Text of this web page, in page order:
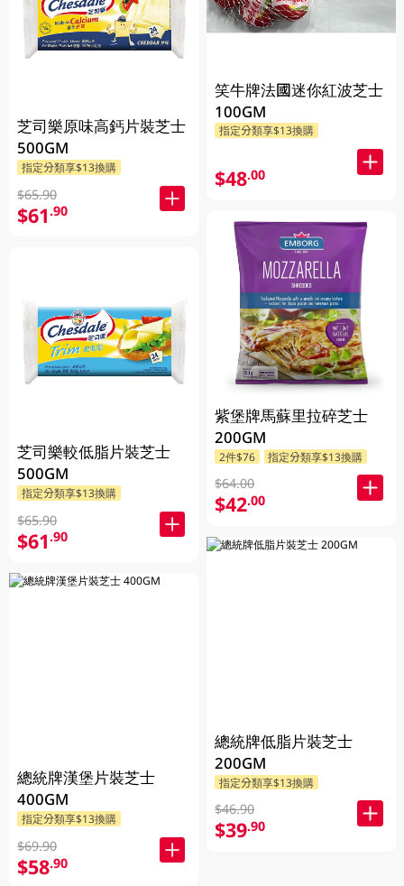
芝司樂原味高鈣片裝芝士
500GM
指定分類享$13換購
$65.90
$61.90
芝司樂較低脂片裝芝士
500GM
指定分類享$13換購
$65.90
$61.90
總統牌漢堡片裝芝士
400GM
指定分類享$13換購
$69.90
$58.90
笑牛牌法國迷你紅波芝士
100GM
指定分類享$13換購
$48.00
紫堡牌馬蘇里拉碎芝士
200GM
2件$76 指定分類享$13換購
$64.00
$42.00
總統牌低脂片裝芝士
200GM
指定分類享$13換購
$46.90
$39.90